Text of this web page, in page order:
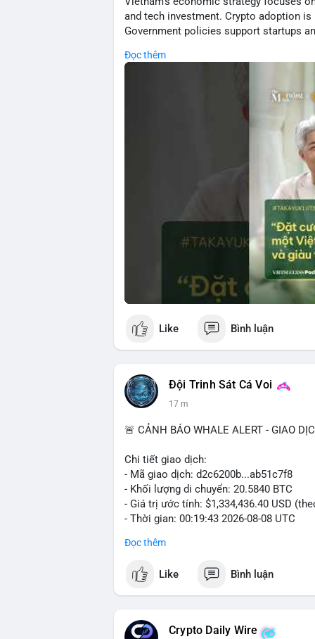
and tech investment. Crypto adoption
Government policies support startups
volatility but emphasize structural
Đọc thêm
Like Bình luận
Đội Trinh Sát Cá Voi
17 m
🚨 CẢNH BÁO WHALE ALERT - GIAO
Chi tiết giao dịch:
- Mã giao dịch: d2c6200b...ab51c7f8
- Khối lượng di chuyển: 20.5840 BTC
- Giá trị ước tính: $1,334,436.40 USD
- Thời gian: 00:19:43 2026-08-08 UTC
Nhận định phân tích: Giao dịch 20.58
đủ tạo áp lực bán trực tiếp lên sàn.
nóng, hoặc chuẩn bị thanh khoản cho
theo dõi sát biến động ví lớn.
Đọc thêm
Like Bình luận
Crypto Daily Wire